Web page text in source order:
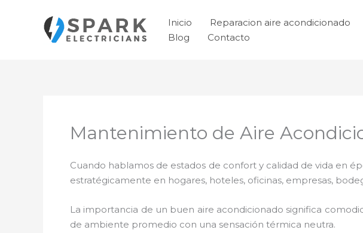
contenido
Inicio Reparacion aire acondicionado
Blog
Contacto
Mantenimiento de Aire
Cuando hablamos de estados de confort y calidad de vida en
estratégicamente en hogares, hoteles, oficinas, empresas,
La importancia de un buen aire acondicionado significa
de ambiente promedio con una sensación térmica neutra.